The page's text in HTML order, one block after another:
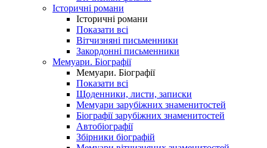
Історичні романи
Історичні романи
Показати всі
Вітчизняні письменники
Закордонні письменники
Мемуари. Біографії
Мемуари. Біографії
Показати всі
Щоденники, листи, записки
Мемуари зарубіжних знаменитостей
Біографії зарубіжних знаменитостей
Автобіографії
Збірники біографій